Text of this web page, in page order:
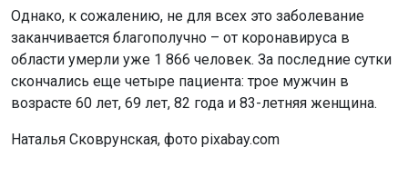
Однако, к сожалению, не для всех это заболевание
заканчивается благополучно – от коронавируса в
области умерли уже 1 866 человек. За последние сутки
скончались еще четыре пациента: трое мужчин в
возрасте 60 лет, 69 лет, 82 года и 83-летняя женщина.
Наталья Сковрунская, фото pixabay.com